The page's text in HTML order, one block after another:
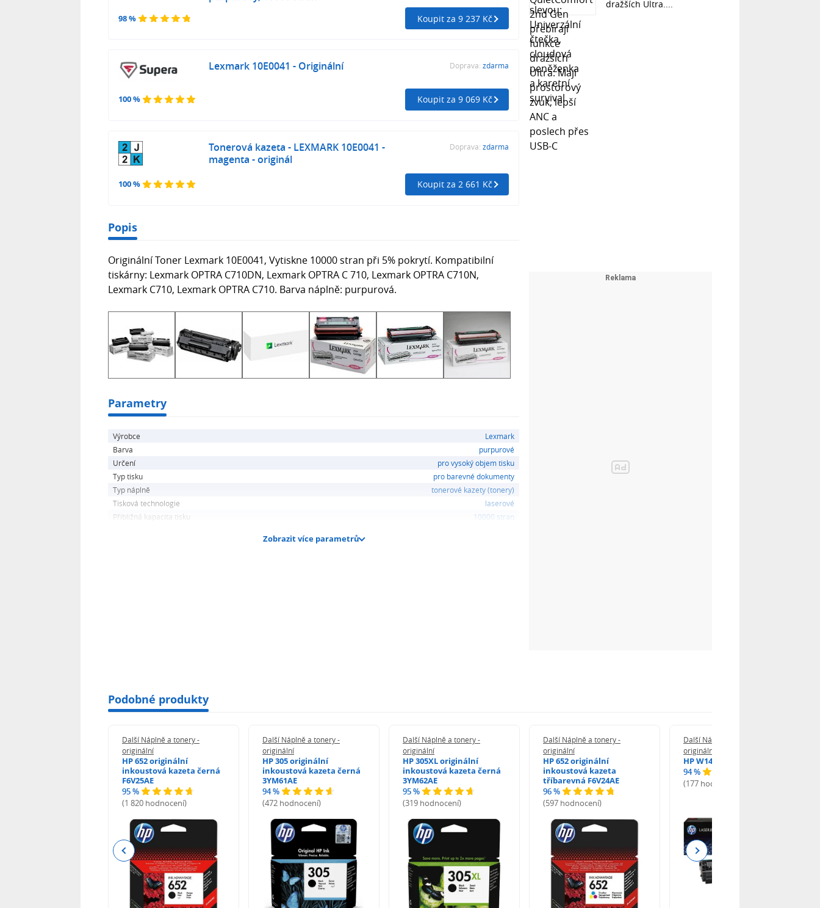
98 % Koupit za 9 237 Kč
100 %
Lexmark 10E0041 - Originální Doprava: zdarma
Koupit za 9 069 Kč
100 %
Tonerová kazeta - LEXMARK 10E0041 -
magenta - originál
Doprava: zdarma
Koupit za 2 661 Kč
Popis
Originální Toner Lexmark 10E0041, Vytiskne 10000 stran při 5% pokrytí. Kompatibilní
tiskárny: Lexmark OPTRA C710DN, Lexmark OPTRA C 710, Lexmark OPTRA C710N,
Lexmark C710, Lexmark OPTRA C710. Barva náplně: purpurová.
Parametry
Výrobce
Lexmark
Barva
purpurové
Určení
pro vysoký objem tisku
Typ tisku
pro barevné dokumenty
Typ náplně
tonerové kazety (tonery)
Tisková technologie
laserové
Přibližná kapacita tisku
10000 stran
Zobrazit více parametrů
dražších Ultra....
Podobné produkty
Další Náplně a tonery -
originální
HP 652 originální
inkoustová kazeta černá
F6V25AE
95 %
(1 820 hodnocení)
Další Náplně a tonery -
originální
HP 305 originální
inkoustová kazeta černá
3YM61AE
94 %
(472 hodnocení)
Další Náplně a tonery -
originální
HP 305XL originální
inkoustová kazeta černá
3YM62AE
95 %
(319 hodnocení)
Další Náplně a tonery -
originální
HP 652 originální
inkoustová kazeta
tříbarevná F6V24AE
96 %
(597 hodnocení)
Další Náplně a tonery -
originální
HP W1420A - originální
94 %
(177 hodnocení)
Previous Next